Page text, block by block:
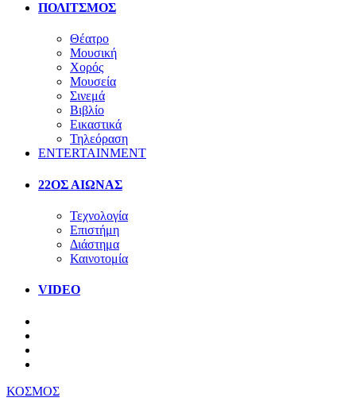
ΠΟΛΙΤΣΜΟΣ
Θέατρο
Μουσική
Χορός
Μουσεία
Σινεμά
Βιβλίο
Εικαστικά
Τηλεόραση
ENTERTAINMENT
22ΟΣ ΑΙΩΝΑΣ
Τεχνολογία
Επιστήμη
Διάστημα
Καινοτομία
VIDEO
ΚΟΣΜΟΣ